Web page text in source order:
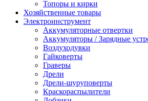
Топоры и кирки
Хозяйственные товары
Электроинструмент
Аккумуляторные отвертки
Аккумуляторы / Зарядные
Воздуходувки
Гайковерты
Граверы
Дрели
Дрели-шуруповерты
Краскораспылители